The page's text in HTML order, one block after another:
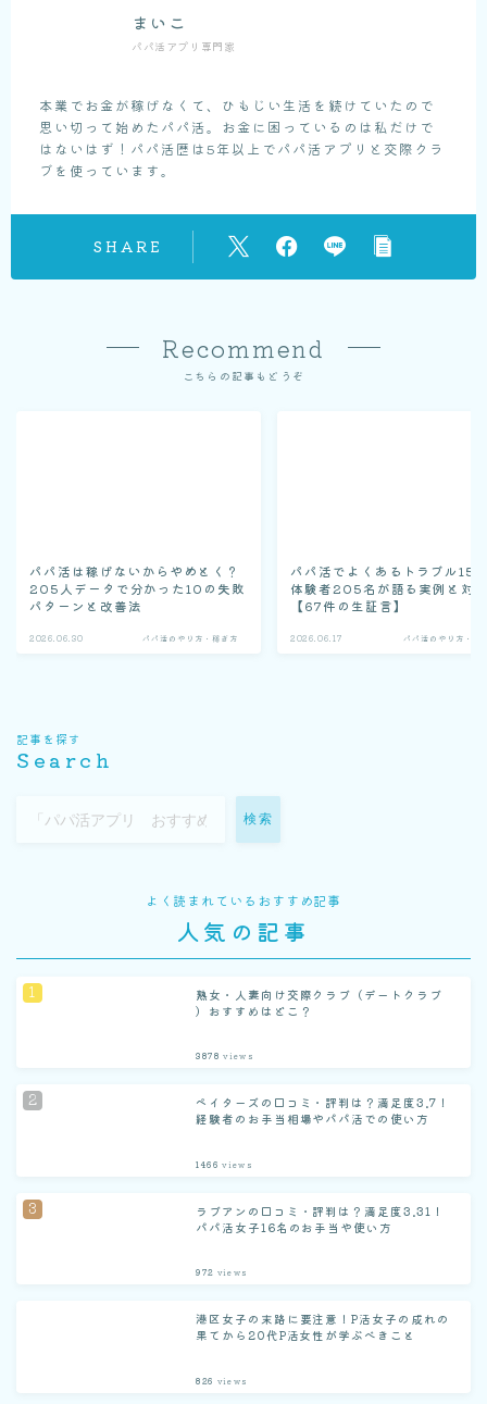
まいこ
パパ活アプリ専門家
本業でお金が稼げなくて、ひもじい生活を続けていたので
思い切って始めたパパ活。お金に困っているのは私だけで
はないはず！パパ活歴は5年以上でパパ活アプリと交際クラ
ブを使っています。
SHARE
Recommend
こちらの記事もどうぞ
パパ活は稼げないからやめとく？
205人データで分かった10の失敗
パターンと改善法
2026.06.30 パパ活のやり方・稼ぎ方
パパ活でよくあるトラブル15
体験者205名が語る実例と対
【67件の生証言】
2026.06.17 パパ活のやり方・稼
記事を探す
Search
検索
よく読まれているおすすめ記事
人気の記事
熟女・人妻向け交際クラブ（デートクラブ
）おすすめはどこ？
3878 views
ペイターズの口コミ・評判は？満足度3.7！
経験者のお手当相場やパパ活での使い方
1466 views
ラブアンの口コミ・評判は？満足度3.31！
パパ活女子16名のお手当や使い方
972 views
港区女子の末路に要注意！P活女子の成れの
果てから20代P活女性が学ぶべきこと
826 views